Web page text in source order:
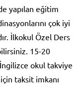
yapılan eğitim
çok iyi
İlkokul Özel Ders
15-20
okul takviye
taksit imkanı